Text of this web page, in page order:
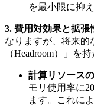
を最小限に抑え
3. 費用対効果と拡張
なりますが、将来的
（Headroom）」を
計算リソース
モリ使用率に
ます。これに